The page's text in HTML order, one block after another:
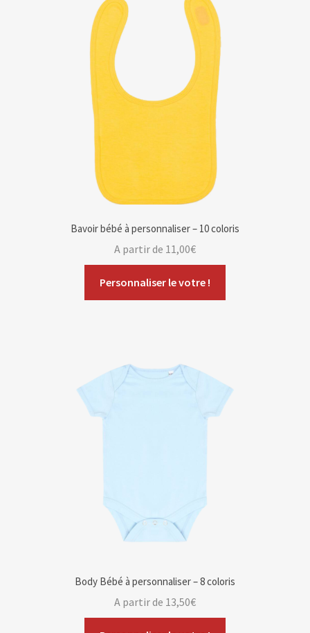
Bavoir bébé à personnaliser – 10 coloris
Personnaliser le votre !
A partir de 11,00€
Body Bébé à personnaliser – 8 coloris
A partir de 13,50€